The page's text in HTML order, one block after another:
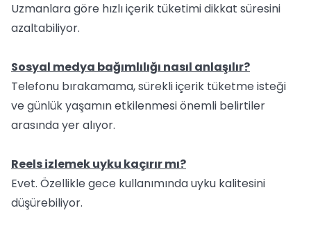
Uzmanlara göre hızlı içerik tüketimi dikkat süresini
azaltabiliyor.
Sosyal medya bağımlılığı nasıl anlaşılır?
Telefonu bırakamama, sürekli içerik tüketme isteği
ve günlük yaşamın etkilenmesi önemli belirtiler
arasında yer alıyor.
Reels izlemek uyku kaçırır mı?
Evet. Özellikle gece kullanımında uyku kalitesini
düşürebiliyor.